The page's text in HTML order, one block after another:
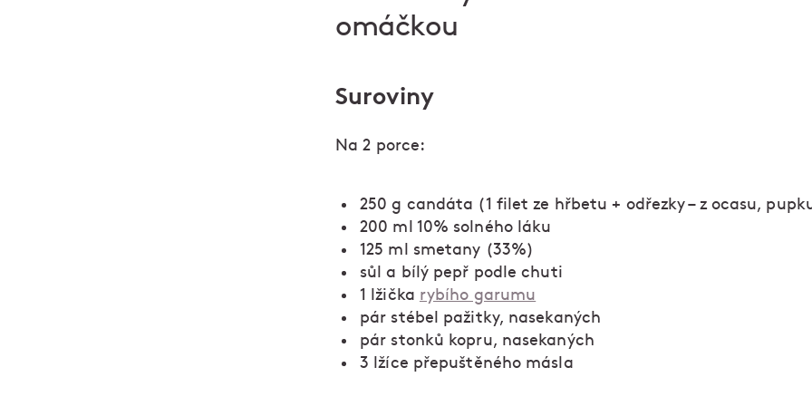
omáčkou
Suroviny
Na 2 porce:
250 g candáta (1 filet ze hřbetu + odřezky – z ocasu,
200 ml 10% solného láku
125 ml smetany (33%)
sůl a bílý pepř podle chuti
1 lžička rybího garumu
pár stébel pažitky, nasekaných
pár stonků kopru, nasekaných
3 lžíce přepuštěného másla